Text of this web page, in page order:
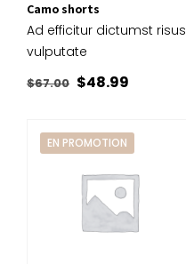
Camo shorts
Ad efficitur dictumst risus
vulputate
$67.00 Le
initial
était :
$67.00.
$48.99
actuel
est :
$48.99.
EN PROMOTION